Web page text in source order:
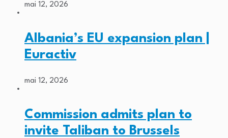
mai 12, 2026
Albania’s EU expansion plan |
Euractiv
mai 12, 2026
Commission admits plan to
invite Taliban to Brussels